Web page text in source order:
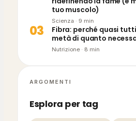
tuo muscolo)
Scienza · 9 min
03
Fibra: perché quasi
metà di quanto
Nutrizione · 8 min
ARGOMENTI
Esplora per tag